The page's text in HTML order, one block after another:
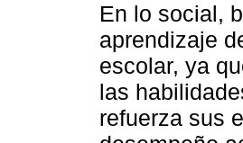
En lo social,
aprendizaje
escolar, ya
las
refuerza sus